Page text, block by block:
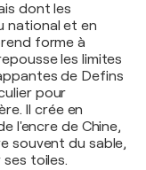
dont les
national et en
forme à
les limites
de Defins
pour
Il crée en
l'encre de Chine,
souvent du sable,
toiles.